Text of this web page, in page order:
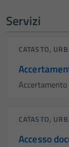
Servizi
CATASTO,
CATASTO,
Accesso